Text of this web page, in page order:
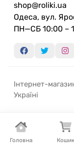
Головна Кошик
shop@roliki.ua
Одеса, вул.
ПН—СБ 10:00 –
Інтернет-
Україні